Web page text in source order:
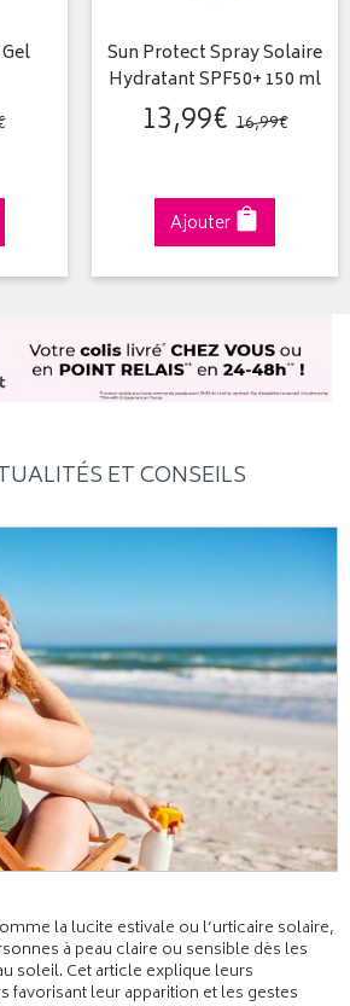
Sun Protect Spray Solaire
Hydratant SPF50+ 150 ml
13,99€ 16,99€
Ajouter
ET CONSEILS
la lucite estivale ou l’urticaire solaire,
à peau claire ou sensible dès les
soleil. Cet article explique leurs
favorisant leur apparition et les gestes